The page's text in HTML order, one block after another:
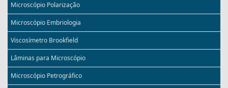
Microscópio Polarização
Microscópio Embriologia
Viscosímetro Brookfield
Lâminas para Microscópio
Microscópio Petrográfico